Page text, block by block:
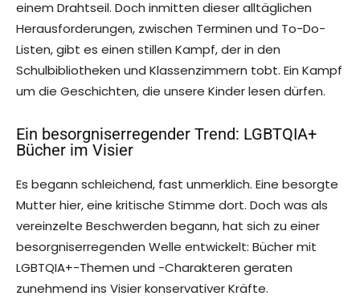
einem Drahtseil. Doch inmitten dieser alltäglichen
Herausforderungen, zwischen Terminen und To-Do-
Listen, gibt es einen stillen Kampf, der in den
Schulbibliotheken und Klassenzimmern tobt. Ein Kampf
um die Geschichten, die unsere Kinder lesen dürfen.
Ein besorgniserregender Trend: LGBTQIA+
Bücher im Visier
Es begann schleichend, fast unmerklich. Eine besorgte
Mutter hier, eine kritische Stimme dort. Doch was als
vereinzelte Beschwerden begann, hat sich zu einer
besorgniserregenden Welle entwickelt: Bücher mit
LGBTQIA+-Themen und -Charakteren geraten
zunehmend ins Visier konservativer Kräfte.